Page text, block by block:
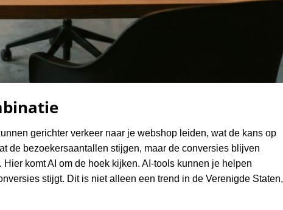
gerichter verkeer naar je webshop leiden, wat de kans op
de bezoekersaantallen stijgen, maar de conversies blijven
komt AI om de hoek kijken. AI-tools kunnen je helpen
stijgt. Dit is niet alleen een trend in de Verenigde Staten,